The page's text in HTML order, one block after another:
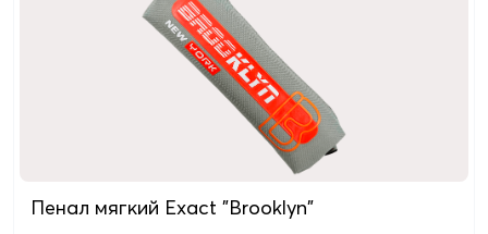
Пенал мягкий Exact "Brooklyn"